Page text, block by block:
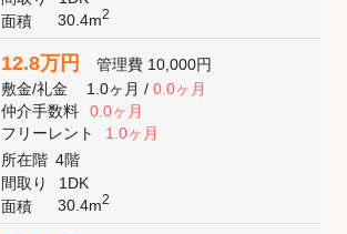
面積
30.4m2
12.8万円 管理費 10,000円
敷金/礼金 1.0ヶ月/ 0.0ヶ月
仲介手数料
0.0ヶ月
フリーレント
1.0ヶ月
所在階 4階
間取り
1DK
面積
30.4m2